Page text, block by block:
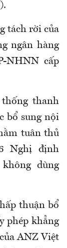
tách rời của
ngân hàng
NHNN cấp
thanh
bổ sung nội
tuân thủ
Nghị định
dùng
thuận bổ
phép khẳng
ANZ Việt